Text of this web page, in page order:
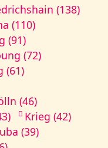
(138)
(110)
(91)
(72)
(61)
(46)
Krieg (42)
(39)